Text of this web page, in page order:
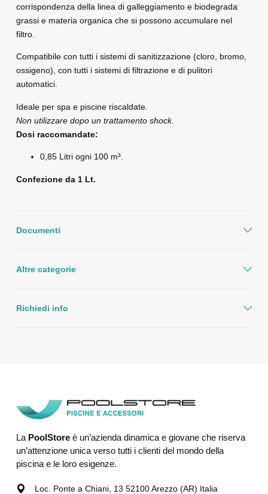
corrispondenza della linea di galleggiamento e biodegrada
grassi e materia organica che si possono accumulare nel
filtro.
Compatibile con tutti i sistemi di sanitizzazione (cloro, bromo,
ossigeno), con tutti i sistemi di filtrazione e di pulitori
automatici.
Ideale per spa e piscine riscaldate.
Non utilizzare dopo un trattamento shock.
Dosi raccomandate:
0,85 Litri ogni 100 m³.
Confezione da 1 Lt.
Documenti
Altre categorie
Richiedi info
La PoolStoreè un’azienda dinamica e giovane che riserva
un’attenzione unica verso tutti i clienti del mondo della
piscina e le loro esigenze.
Loc. Ponte a Chiani, 13 52100 Arezzo (AR) Italia